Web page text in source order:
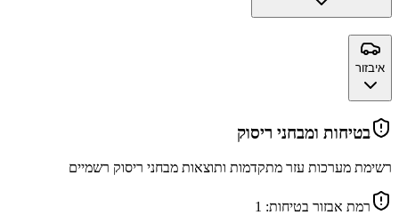
איבזור
בטיחות ומבחני ריסוק
רשימת מערכות עזר מתקדמות ותוצאות מבחני ריסוק רשמיים
רמת אבזור בטיחות: 1